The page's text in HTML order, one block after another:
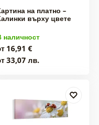
на платно –
върху цвете
наличност
16,91 €
33,07 лв.